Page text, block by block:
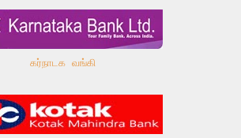
கர்நாடக வங்கி